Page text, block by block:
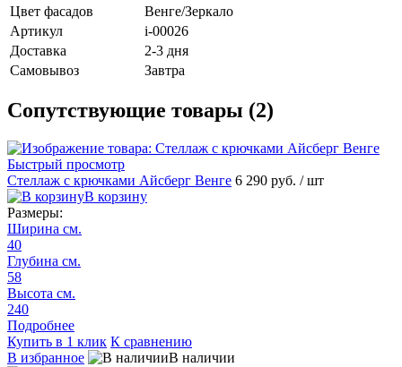
Цвет фасадов
Венге/Зеркало
Артикул
i-00026
Доставка
2-3 дня
Самовывоз
Завтра
Сопутствующие товары (2)
Быстрый просмотр
Стеллаж с крючками Айсберг Венге 6 290 руб. / шт
В корзину
Размеры:
Ширина см.
40
Глубина см.
58
Высота см.
240
Подробнее
Купить в 1 клик К сравнению
В избранное
В наличии